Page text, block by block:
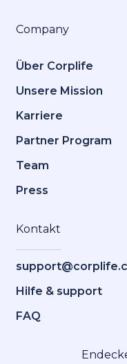
Company
Über Corplife
Unsere Mission
Karriere
Partner Program
Team
Press
Kontakt
Hilfe & support
FAQ